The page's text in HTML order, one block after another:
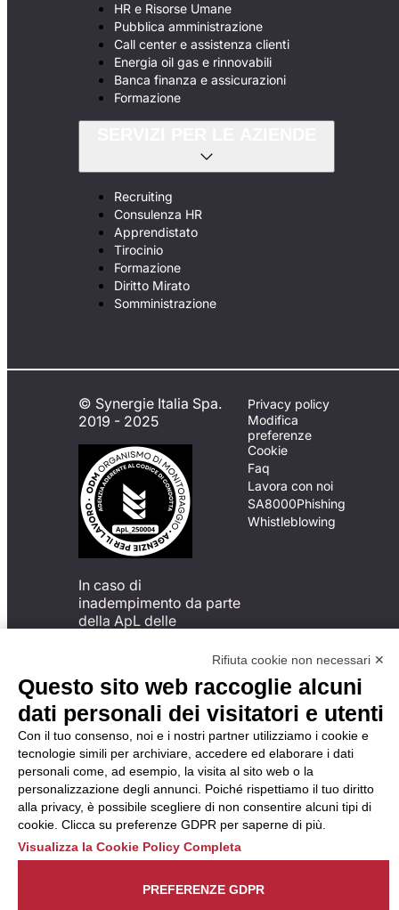
HR e Risorse Umane
Pubblica amministrazione
Call center e assistenza clienti
Energia oil gas e rinnovabili
Banca finanza e assicurazioni
Formazione
Recruiting
Consulenza HR
Apprendistato
Tirocinio
Formazione
Diritto Mirato
Somministrazione
© Synergie Italia Spa.
2019 - 2025
In caso di
inadempimento da parte
della ApL delle
del Codice di Condotta, è
possibile presentare un
reclamo
all’Organismo di
Monitoraggio utilizzando
una delle modalità
descritte al seguente
indirizzo web
https://odm-
agenzielavoro.it/reclami/ .
Privacy policy
Modifica
preferenze
Cookie
Faq
Lavora con noi
SA8000Phishing
Whistleblowing
Rifiuta cookie non necessari ✕
Questo sito web raccoglie alcuni
dati personali dei visitatori e utenti
Con il tuo consenso, noi e i nostri partner utilizziamo i cookie e
tecnologie simili per archiviare, accedere ed elaborare i dati
personali come, ad esempio, la visita al sito web o la
personalizzazione degli annunci. Poiché rispettiamo il tuo diritto
alla privacy, è possibile scegliere di non consentire alcuni tipi di
cookie. Clicca su preferenze GDPR per saperne di più.
Visualizza la Cookie Policy Completa
PREFERENZE GDPR